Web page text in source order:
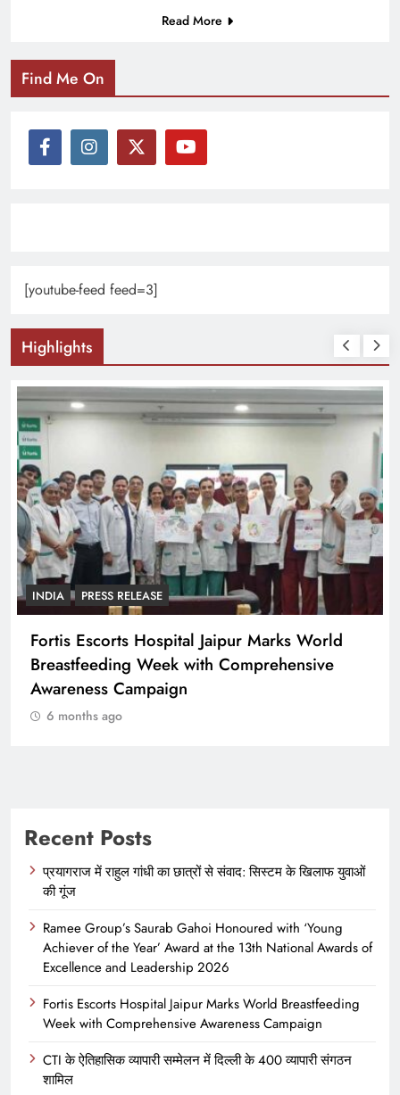
Read More
Find Me On
[youtube-feed feed=3]
Highlights
INDIA PRESS RELEASE
Fortis Escorts Hospital Jaipur Marks World
Breastfeeding Week with Comprehensive
Awareness Campaign
6 months ago
Recent Posts
प्रयागराज में राहुल गांधी का छात्रों से संवाद: सिस्टम के खिलाफ युवाओं
की गूंज
Ramee Group’s Saurab Gahoi Honoured with ‘Young
Achiever of the Year’ Award at the 13th National Awards of
Excellence and Leadership 2026
Fortis Escorts Hospital Jaipur Marks World Breastfeeding
Week with Comprehensive Awareness Campaign
CTI के ऐतिहासिक व्यापारी सम्मेलन में दिल्ली के 400 व्यापारी संगठन
शामिल